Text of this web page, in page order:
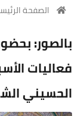
الصفحة
بالصور:
فعاليات
الحسيني